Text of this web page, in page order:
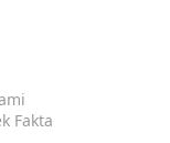
Fakta